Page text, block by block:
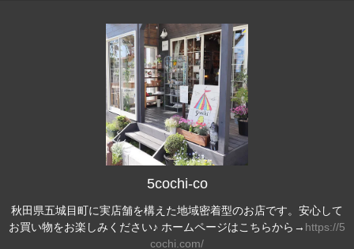
5cochi-co
秋田県五城目町に実店舗を構えた地域密着型のお店です。安心して
お買い物をお楽しみください♪ ホームページはこちらから→ https://5
cochi.com/